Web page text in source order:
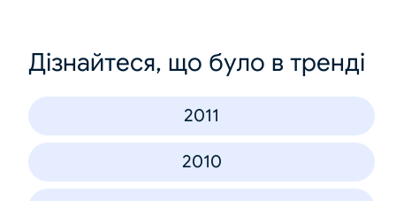
Дізнайтеся, що було в тренді
2011
2010